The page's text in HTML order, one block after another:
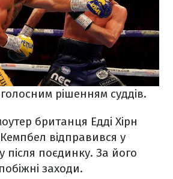
рішенням суддів.
британця Едді Хірн
відправився у
після поєдинку. За його
заходи.